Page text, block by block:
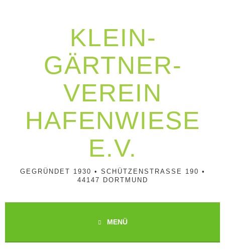
KLEIN­
GÄRTNER­
VEREIN
HAFENWIESE
E.V.
GEGRÜNDET 1930 • SCHÜTZENSTRASSE 190 • 4
4147 DORTMUND
MENÜ